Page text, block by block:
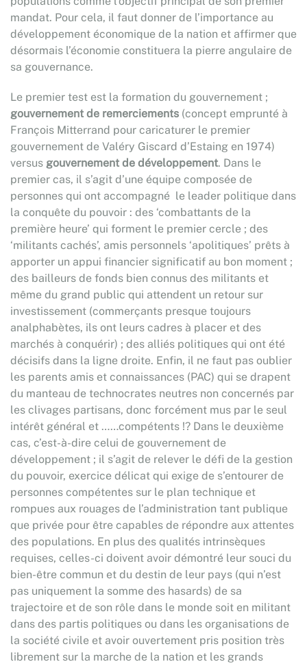
mandat. Pour cela, il faut donner de l’importance au
développement économique de la nation et affirmer que
désormais l’économie constituera la pierre angulaire de
sa gouvernance.
Le premier test est la formation du gouvernement ;
gouvernement de remerciements (concept emprunté à
François Mitterrand pour caricaturer le premier
gouvernement de Valéry Giscard d’Estaing en 1974)
versus gouvernement de développement. Dans le
premier cas, il s’agit d’une équipe composée de
personnes qui ont accompagné le leader politique dans
la conquête du pouvoir : des ‘combattants de la
première heure’ qui forment le premier cercle ; des
‘militants cachés’, amis personnels ‘apolitiques’ prêts à
apporter un appui financier significatif au bon moment ;
des bailleurs de fonds bien connus des militants et
même du grand public qui attendent un retour sur
investissement (commerçants presque toujours
analphabètes, ils ont leurs cadres à placer et des
marchés à conquérir) ; des alliés politiques qui ont été
décisifs dans la ligne droite. Enfin, il ne faut pas oublier
les parents amis et connaissances (PAC) qui se drapent
du manteau de technocrates neutres non concernés par
les clivages partisans, donc forcément mus par le seul
intérêt général et ……compétents !? Dans le deuxième
cas, c’est-à-dire celui de gouvernement de
développement ; il s’agit de relever le défi de la gestion
du pouvoir, exercice délicat qui exige de s’entourer de
personnes compétentes sur le plan technique et
rompues aux rouages de l’administration tant publique
que privée pour être capables de répondre aux attentes
des populations. En plus des qualités intrinsèques
requises, celles-ci doivent avoir démontré leur souci du
bien-être commun et du destin de leur pays (qui n’est
pas uniquement la somme des hasards) de sa
trajectoire et de son rôle dans le monde soit en militant
dans des partis politiques ou dans les organisations de
la société civile et avoir ouvertement pris position très
librement sur la marche de la nation et les grands